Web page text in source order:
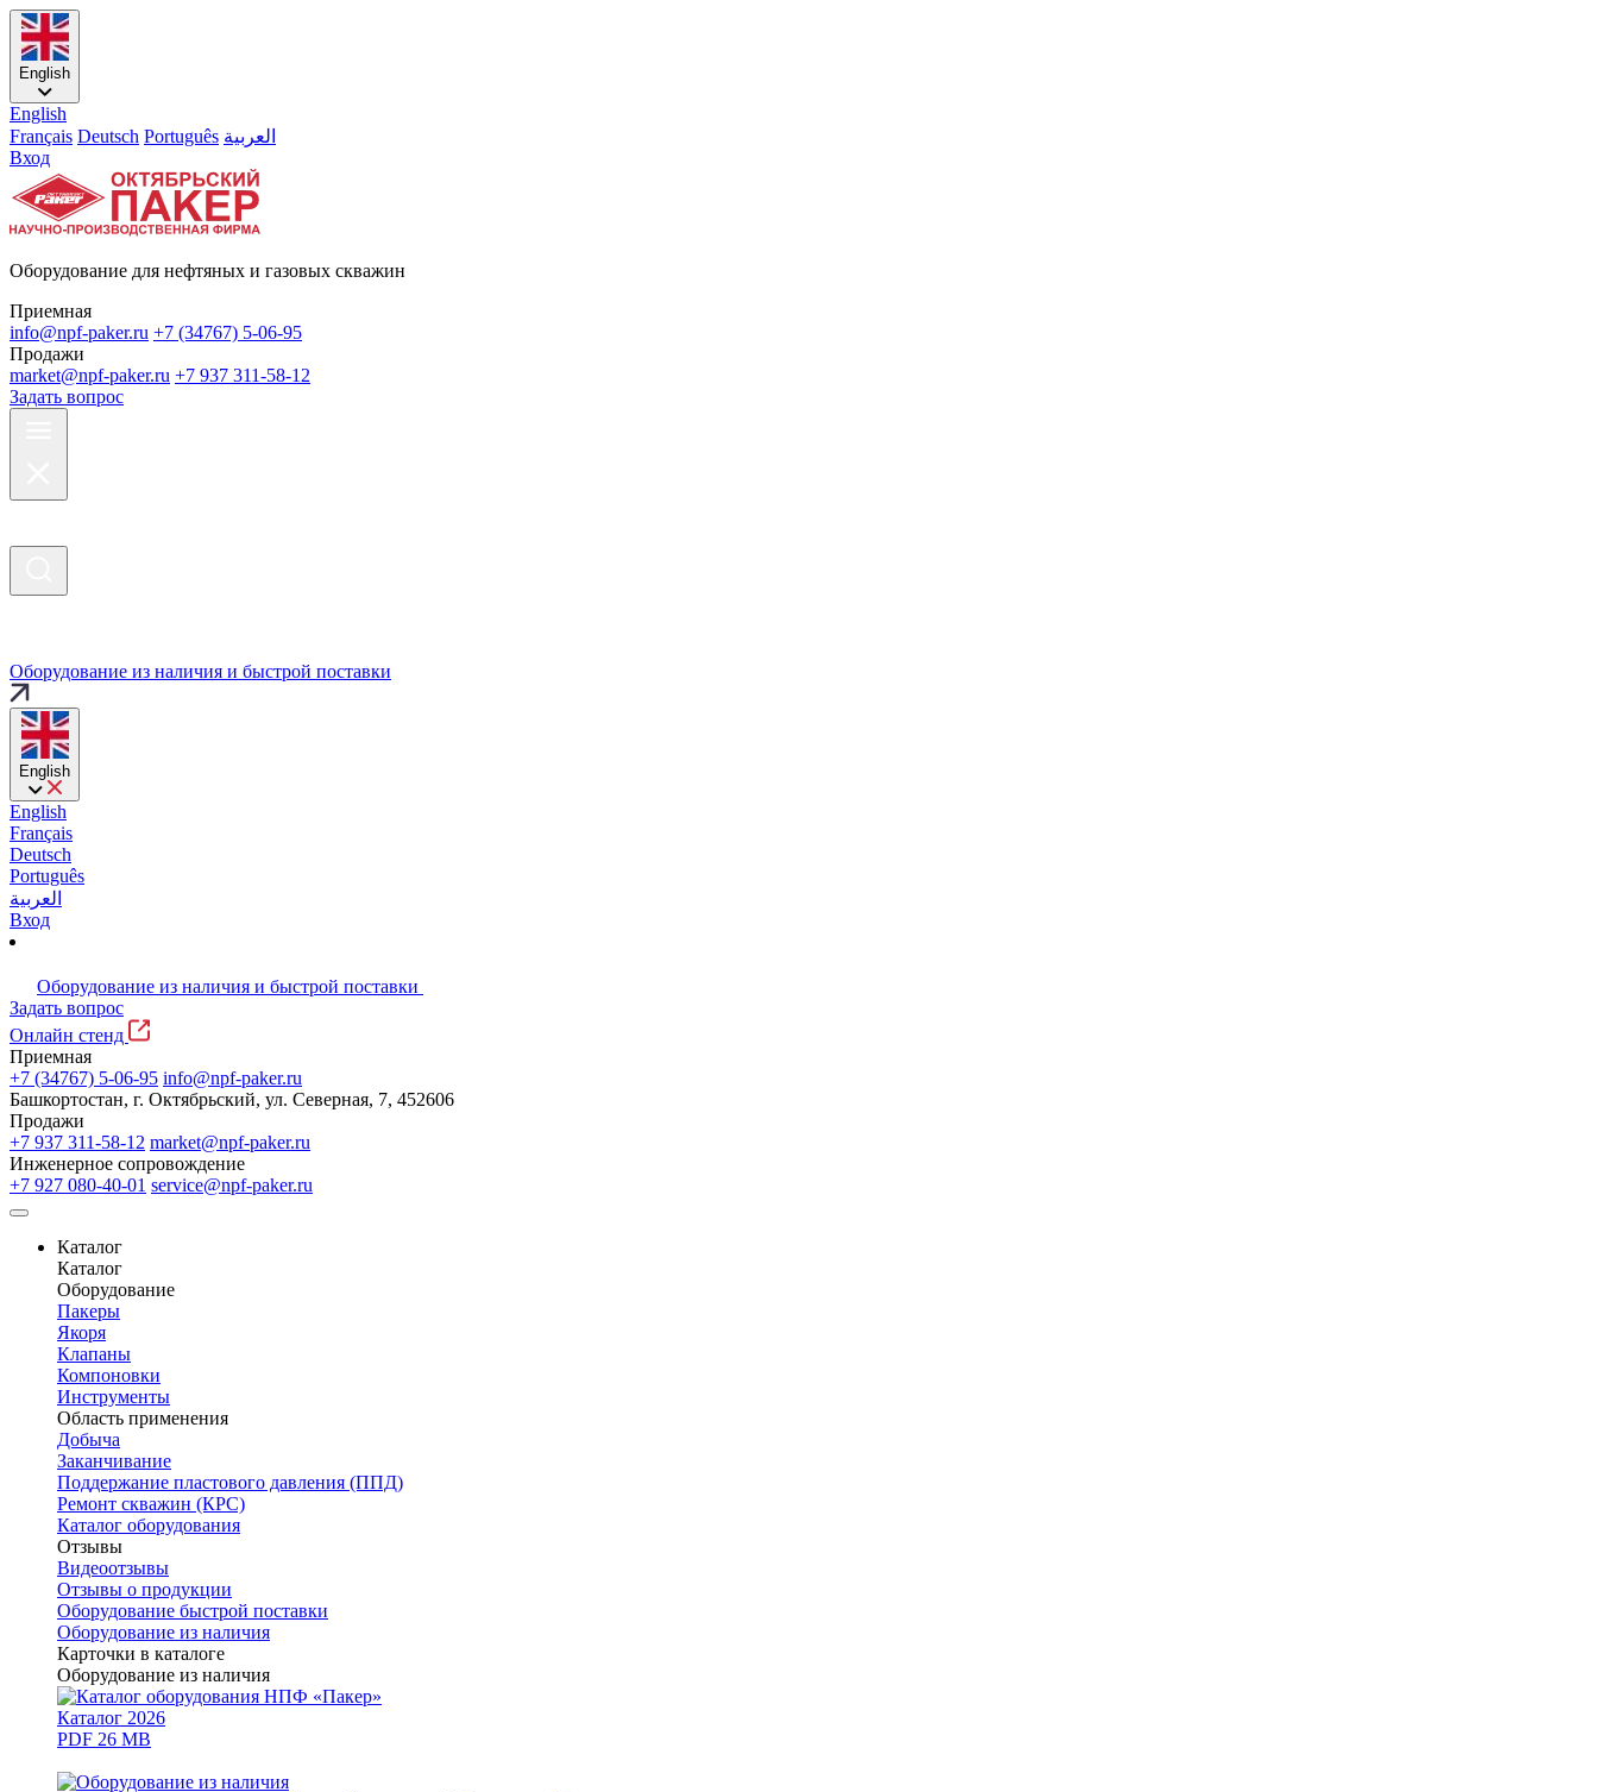
English
English
Français Deutsch Português العربية
Вход
Оборудование для нефтяных и газовых скважин
Приемная
info@npf-paker.ru +7 (34767) 5-06-95
Продажи
market@npf-paker.ru +7 937 311-58-12
Задать вопрос
Оборудование из наличия и быстрой поставки
English
English
Français
Deutsch
Português
العربية
Вход
Оборудование из наличия и быстрой поставки
Задать вопрос
Онлайн стенд
Приемная
+7 (34767) 5-06-95 info@npf-paker.ru
Башкортостан, г. Октябрьский, ул. Северная, 7, 452606
Продажи
+7 937 311-58-12 market@npf-paker.ru
Инженерное сопровождение
+7 927 080-40-01 service@npf-paker.ru
Каталог
Каталог
Оборудование
Пакеры
Якоря
Клапаны
Компоновки
Инструменты
Область применения
Добыча
Заканчивание
Поддержание пластового давления (ППД)
Ремонт скважин (КРС)
Каталог оборудования
Отзывы
Видеоотзывы
Отзывы о продукции
Оборудование быстрой поставки
Оборудование из наличия
Карточки в каталоге
Оборудование из наличия
Каталог 2026
PDF 26 MB